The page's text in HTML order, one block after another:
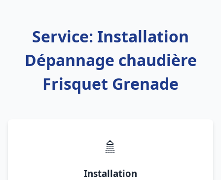
Service: Installation
Dépannage chaudière
Frisquet Grenade
🚿
Installation